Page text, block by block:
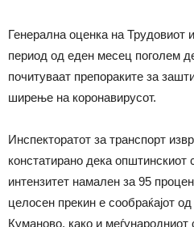
Генерална оценка на Трудовиот
период од еден месец поголем
почитуваат препораките за
ширење на коронавирусот.
Инспекторатот за транспорт
констатирано дека општинскиот
интензитет намален за 95
целосен прекин е сообраќајот
Куманово, како и меѓународниот